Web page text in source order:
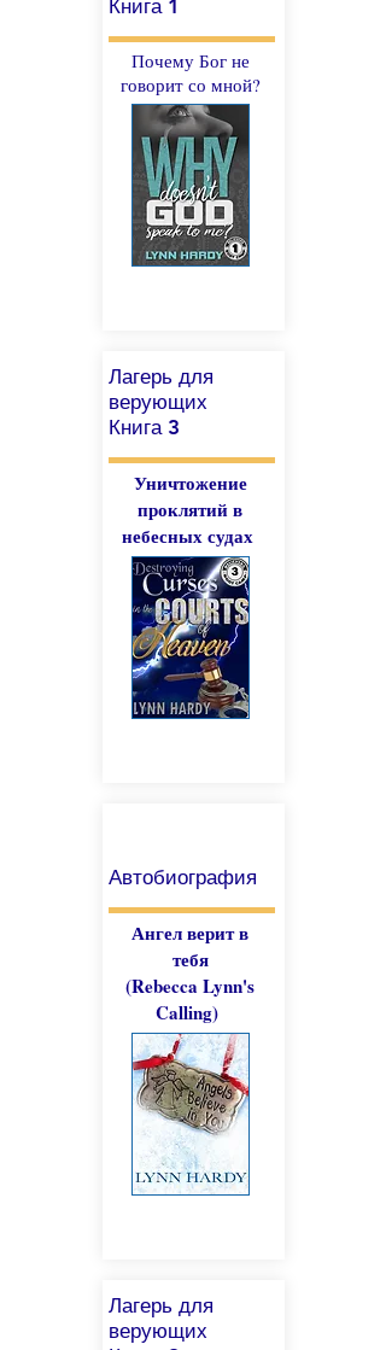
Книга 1
Почему Бог не
говорит со мной?
Лагерь для
верующих
Книга 3
Уничтожение
проклятий в
небесных судах
Автобиография
Ангел верит в
тебя
(Rebecca Lynn's
Calling)
Лагерь для
верующих